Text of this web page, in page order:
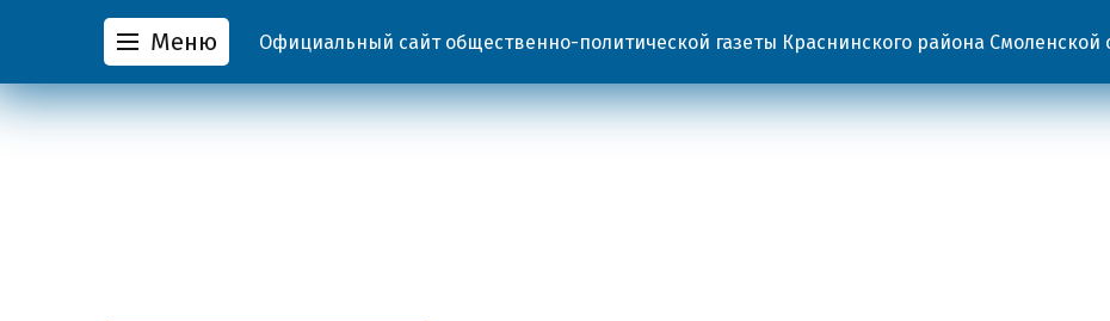
Меню Официальный сайт общественно-политической газеты Краснинского района Смоленской